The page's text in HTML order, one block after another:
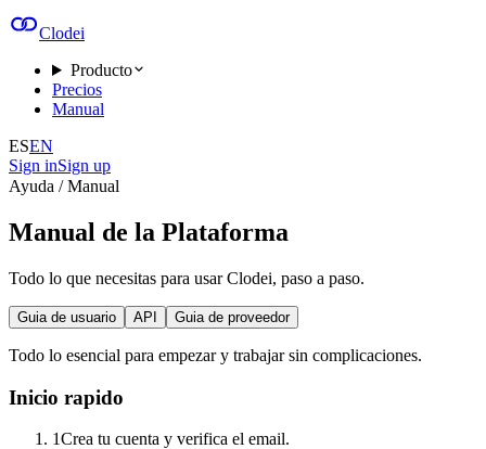
Clodei
Producto
Precios
Manual
ESEN
Sign inSign up
Ayuda / Manual
Manual de la Plataforma
Todo lo que necesitas para usar Clodei, paso a paso.
Guia de usuario API Guia de proveedor
Todo lo esencial para empezar y trabajar sin complicaciones.
Inicio rapido
1Crea tu cuenta y verifica el email.